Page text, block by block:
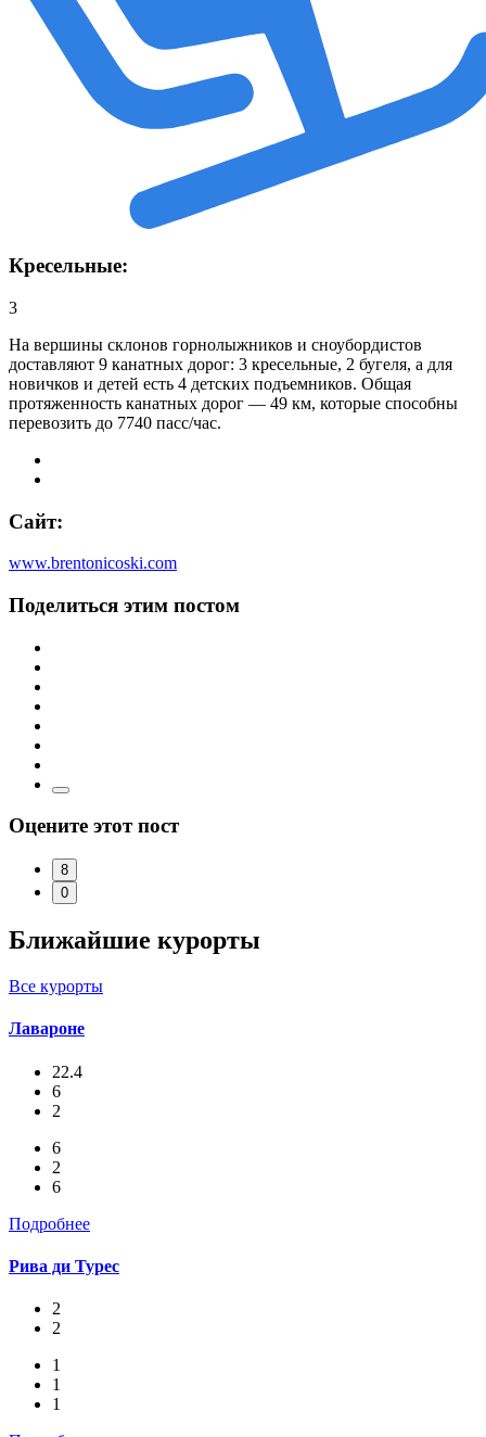
Кресельные:
3
На вершины склонов горнолыжников и сноубордистов
доставляют 9 канатных дорог: 3 кресельные, 2 бугеля, а для
новичков и детей есть 4 детских подъемников. Общая
протяженность канатных дорог — 49 км, которые способны
перевозить до 7740 пасс/час.
Сайт:
www.brentonicoski.com
Поделиться этим постом
Оцените этот пост
8
0
Ближайшие курорты
Все курорты
Лавароне
22.4
6
2
6
2
6
Подробнее
Рива ди Турес
2
2
1
1
1